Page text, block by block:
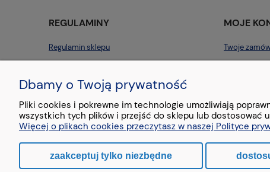
REGULAMINY
Regulamin sklepu
Zwroty i reklamacje
MOJE
Twoje
Stopka - treść testowa
Dbamy o Twoją prywatność
Pliki cookies i pokrewne im technologie umożliwiają
wszystkich tych plików i przejść do sklepu lub dostosować
Więcej o plikach cookies przeczytasz w naszej Polityce
zaakceptuj tylko niezbędne